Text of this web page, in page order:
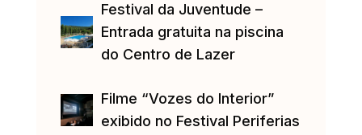
Festival da Juventude –
Entrada gratuita na piscina
do Centro de Lazer
Filme “Vozes do Interior”
exibido no Festival Periferias